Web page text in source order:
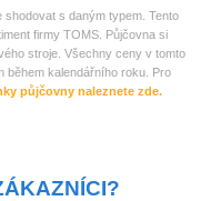
s daným typem. Tento
firmy TOMS. Půjčovna si
stroje. Všechny ceny v tomto
během kalendářního roku. Pro
půjčovny naleznete zde.